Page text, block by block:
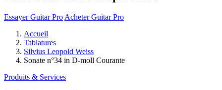
Essayer Guitar Pro Acheter Guitar Pro
Accueil
Tablatures
Silvius Leopold Weiss
Sonate n°34 in D-moll Courante
Produits & Services